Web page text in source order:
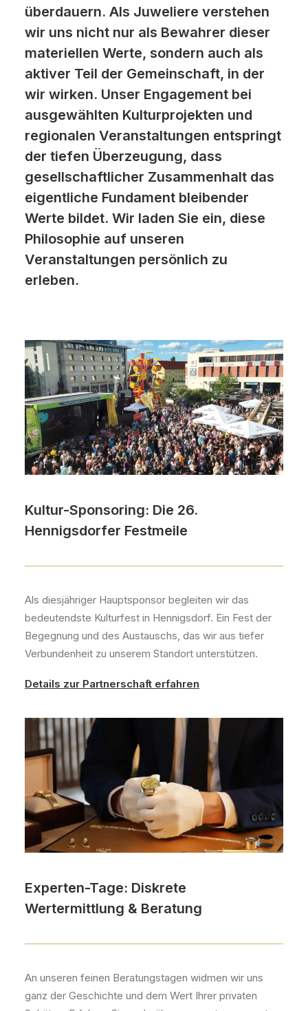
überdauern. Als Juweliere verstehen
wir uns nicht nur als Bewahrer dieser
materiellen Werte, sondern auch als
aktiver Teil der Gemeinschaft, in der
wir wirken. Unser Engagement bei
ausgewählten Kulturprojekten und
regionalen Veranstaltungen entspringt
der tiefen Überzeugung, dass
gesellschaftlicher Zusammenhalt das
eigentliche Fundament bleibender
Werte bildet. Wir laden Sie ein, diese
Philosophie auf unseren
Veranstaltungen persönlich zu
erleben.
Kultur-Sponsoring: Die 26.
Hennigsdorfer Festmeile
Als diesjähriger Hauptsponsor begleiten wir das
bedeutendste Kulturfest in Hennigsdorf. Ein Fest der
Begegnung und des Austauschs, das wir aus tiefer
Verbundenheit zu unserem Standort unterstützen.
Details zur Partnerschaft erfahren
Experten-Tage: Diskrete
Wertermittlung & Beratung
An unseren feinen Beratungstagen widmen wir uns
ganz der Geschichte und dem Wert Ihrer privaten